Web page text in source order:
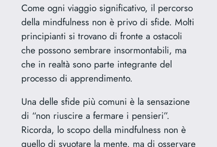
Come ogni viaggio significativo, il percorso
della mindfulness non è privo di sfide. Molti
principianti si trovano di fronte a ostacoli
che possono sembrare insormontabili, ma
che in realtà sono parte integrante del
processo di apprendimento.
Una delle sfide più comuni è la sensazione
di “non riuscire a fermare i pensieri”.
Ricorda, lo scopo della mindfulness non è
quello di svuotare la mente, ma di osservare